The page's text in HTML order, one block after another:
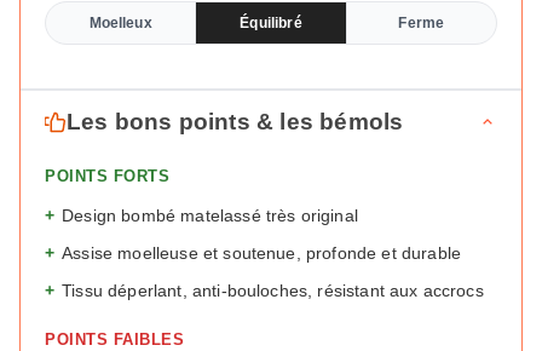
Moelleux Équilibré Ferme
Les bons points & les bémols
POINTS FORTS
+ Design bombé matelassé très original
+ Assise moelleuse et soutenue, profonde et durable
+ Tissu déperlant, anti-bouloches, résistant aux accrocs
POINTS FAIBLES